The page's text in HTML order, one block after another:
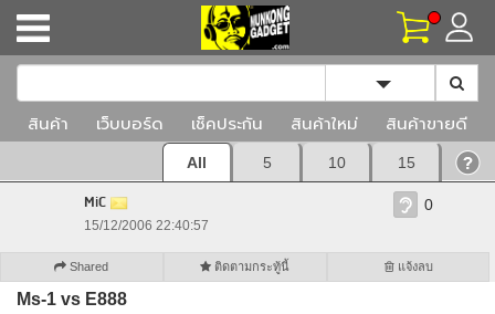
Toggle
สินค้า เว็บบอร์ด เช็คประกัน สินค้าใหม่ สินค้าขายดี
All 5 10 15
MiC
15/12/2006 22:40:57
0
Shared ติดตามกระทู้นี้ แจ้งลบ
Ms-1 vs E888